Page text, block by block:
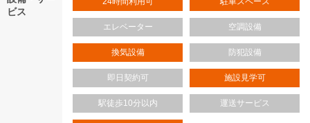
ビス
エレベーター 空調設備
換気設備 防犯設備
即日契約可 施設見学可
駅徒歩10分以内 運送サービス